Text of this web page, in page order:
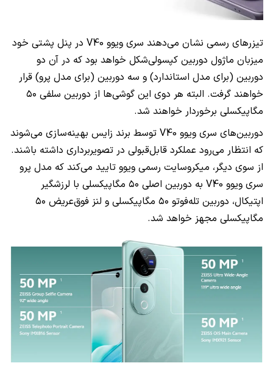
تیزرهای رسمی نشان می‌دهند سری ویوو V40 در پنل پشتی خود
میزبان ماژول دوربین کپسولی‌شکل خواهد بود که در آن دو
دوربین (برای مدل استاندارد) و سه دوربین (برای مدل پرو) قرار
خواهند گرفت. البته هر دوی این گوشی‌ها از دوربین سلفی ۵۰
مگاپیکسلی برخوردار خواهند شد.
دوربین‌های سری ویوو V40 توسط برند زایس بهینه‌سازی می‌شوند
که انتظار می‌رود عملکرد قابل‌قبولی در تصویربرداری داشته باشند.
از سوی دیگر، میکروسایت رسمی ویوو تایید می‌کند که مدل پرو
سری ویوو V40 به دوربین اصلی ۵۰ مگاپیکسلی با لرزشگیر
اپتیکال، دوربین تله‌فوتو ۵۰ مگاپیکسلی و لنز فوق‌عریض ۵۰
مگاپیکسلی مجهز خواهد شد.